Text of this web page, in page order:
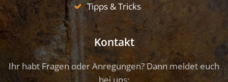
Tipps & Tricks
Kontakt
Ihr habt Fragen oder Anregungen? Dann meldet euch